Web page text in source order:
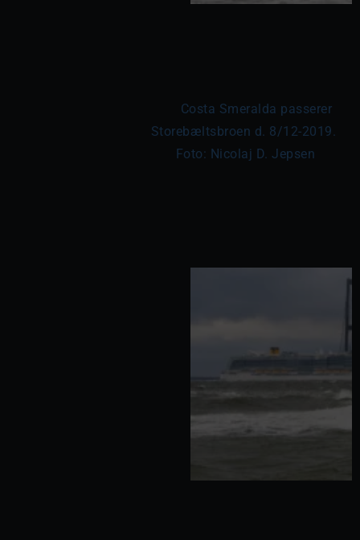
Storebæltsbroen d. 8/12-2019.
Foto: Nicolaj D. Jepsen